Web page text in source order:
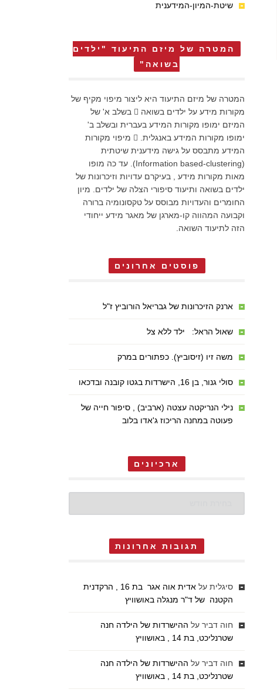
שיטת-המיון-המידענית
המטרה של מיזם התיעוד "ילדים
בשואה"
המטרה של מיזם התיעוד היא ליצור מיפוי מקיף של
מקורות מידע על ילדים בשואה  בשלב א' של
המיזם ימופו מקורות המידע בעברית ובשלב ב'
ימופו מקורות המידע באנגלית.  מיפוי מקורות
המידע מתבסס על גישה מידענית שיטתית
(Information based-clustering). עד כה מופו
מאות מקורות מידע , בעיקרם עדויות וזיכרונות של
ילדים בשואה ותיעוד סיפורי הצלה של ילדים. מיון
החומרים והעדויות מבוסס על טקסונומיה ברורה
וקבועה המהווה קו-מארגן של מאגר מידע ייחודי
הזה לתיעוד השואה.
פוסטים אחרונים
ארנק הזיכרונות של גבריאל הורוביץ ז"ל
שאול הראל: ילד ללא צל
משה זיו (זיסוביץ). כפתורים במרק
סולי גנור, בן 16, הישרדות בגטו קובנה ובדכאו
נילי הנריקטה עצטה (ארביב) , סיפור חייה של
פעוטה במחנה הריכוז ג'אדו בלוב
ארכיונים
תגובות אחרונות
סיגלית על
אדית אוה אגר בת 16 , הרקדנית
הקטנה של ד"ר מנגלה באושוויץ
חוה דביר על ההישרדות של הילדה חנה
שטרנליכט, בת 14 , באושוויץ
חוה דביר על ההישרדות של הילדה חנה
שטרנליכט, בת 14 , באושוויץ